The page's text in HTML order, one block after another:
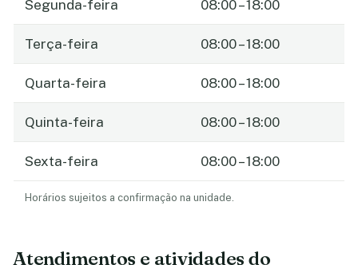
Segunda-feira 08:00 – 18:00
Terça-feira 08:00 – 18:00
Quarta-feira 08:00 – 18:00
Quinta-feira 08:00 – 18:00
Sexta-feira 08:00 – 18:00
Horários sujeitos a confirmação na unidade.
Atendimentos e atividades do